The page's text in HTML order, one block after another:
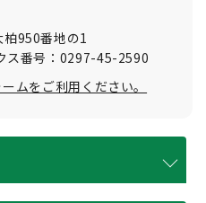
950番地の1
ス番号：0297-45-2590
ムをご利用ください。